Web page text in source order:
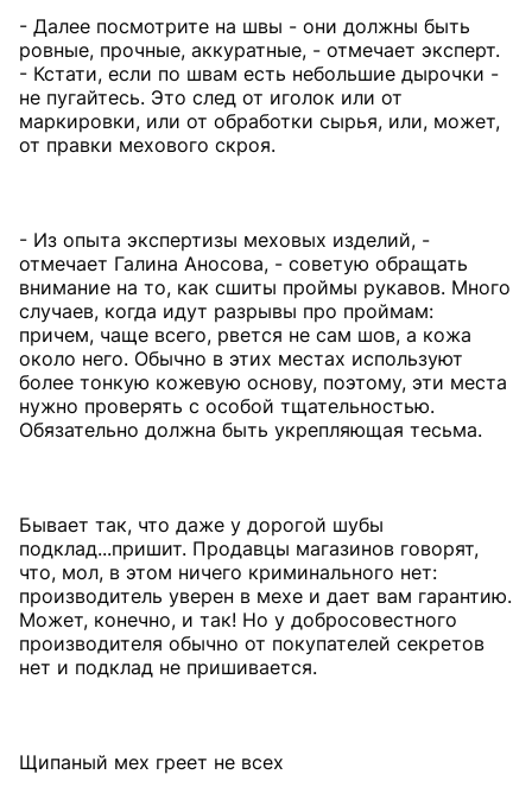
- Далее посмотрите на швы - они должны быть
ровные, прочные, аккуратные, - отмечает эксперт.
- Кстати, если по швам есть небольшие дырочки -
не пугайтесь. Это след от иголок или от
маркировки, или от обработки сырья, или, может,
от правки мехового скроя.
- Из опыта экспертизы меховых изделий, -
отмечает Галина Аносова, - советую обращать
внимание на то, как сшиты проймы рукавов. Много
случаев, когда идут разрывы про проймам:
причем, чаще всего, рвется не сам шов, а кожа
около него. Обычно в этих местах используют
более тонкую кожевую основу, поэтому, эти места
нужно проверять с особой тщательностью.
Обязательно должна быть укрепляющая тесьма.
Бывает так, что даже у дорогой шубы
подклад...пришит. Продавцы магазинов говорят,
что, мол, в этом ничего криминального нет:
производитель уверен в мехе и дает вам гарантию.
Может, конечно, и так! Но у добросовестного
производителя обычно от покупателей секретов
нет и подклад не пришивается.
Щипаный мех греет не всех